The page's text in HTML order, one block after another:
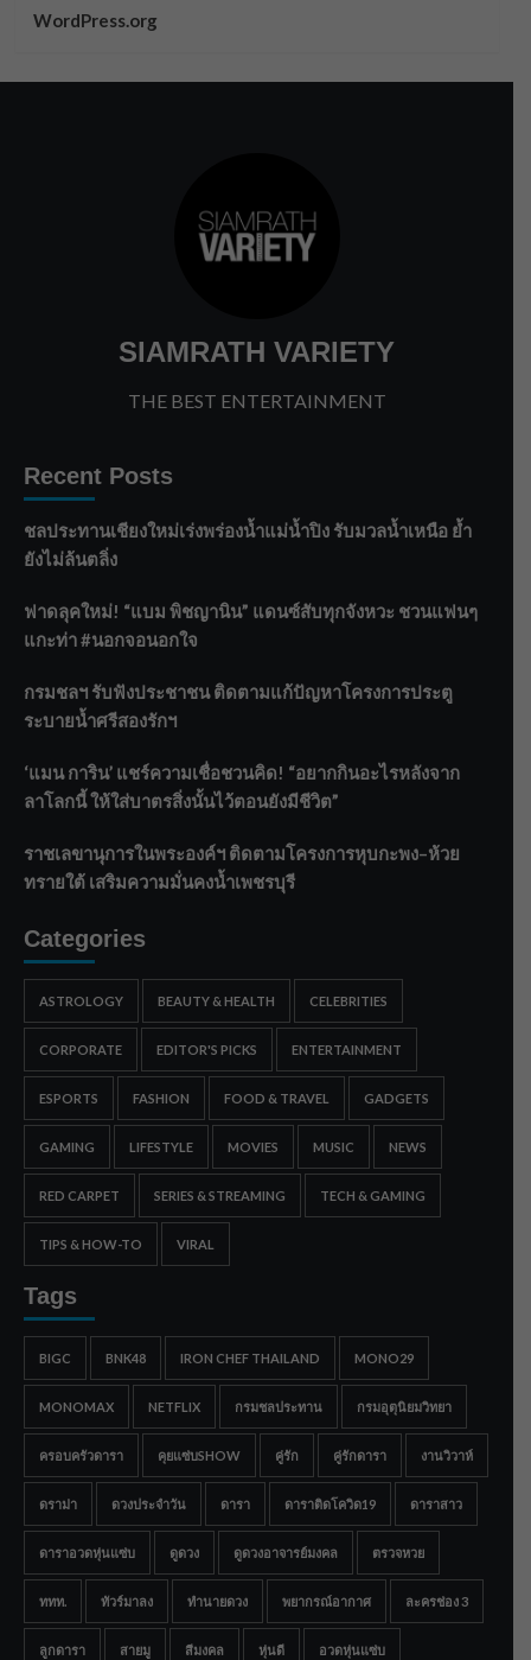
WordPress.org
SIAMRATH VARIETY
THE BEST ENTERTAINMENT
Recent Posts
ชลประทานเชียงใหม่เร่งพร่องน้ำแม่น้ำปิง รับมวลน้ำเหนือ ย้ำ
ยังไม่ล้นตลิ่ง
ฟาดลุคใหม่! “แบม พิชญานิน” แดนซ์สับทุกจังหวะ ชวนแฟนๆ
แกะท่า #นอกจอนอกใจ
กรมชลฯ รับฟังประชาชน ติดตามแก้ปัญหาโครงการประตู
ระบายน้ำศรีสองรักฯ
‘แมน การิน’ แชร์ความเชื่อชวนคิด! “อยากกินอะไรหลังจาก
ลาโลกนี้ ให้ใส่บาตรสิ่งนั้นไว้ตอนยังมีชีวิต”
ราชเลขานุการในพระองค์ฯ ติดตามโครงการหุบกะพง–ห้วย
ทรายใต้ เสริมความมั่นคงน้ำเพชรบุรี
Categories
ASTROLOGY BEAUTY & HEALTH CELEBRITIES
CORPORATE EDITOR'S PICKS ENTERTAINMENT
ESPORTS FASHION FOOD & TRAVEL GADGETS
GAMING LIFESTYLE MOVIES MUSIC NEWS
RED CARPET SERIES & STREAMING TECH & GAMING
TIPS & HOW-TO VIRAL
Tags
BIGC BNK48 IRON CHEF THAILAND MONO29
MONOMAX NETFLIX กรมชลประทาน กรมอุตุนิยมวิทยา
ครอบครัวดารา คุยแซ่บSHOW คู่รัก คู่รักดารา งานวิวาห์
ดราม่า ดวงประจำวัน ดารา ดาราติดโควิด19 ดาราสาว
ดาราอวดหุ่นแซ่บ ดูดวง ดูดวงอาจารย์มงคล ตรวจหวย
ททท. ทัวร์มาลง ทำนายดวง พยากรณ์อากาศ ละครช่อง 3
ลูกดารา สายมู สีมงคล หุ่นดี อวดหุ่นแซ่บ